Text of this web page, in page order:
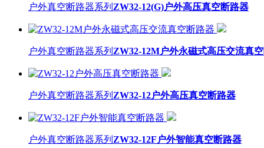
户外真空断路器系列 ZW32-12(G)户外高压真空断路器
户外真空断路器系列 ZW32-12M户外永磁式高压交流真
户外真空断路器系列 ZW32-12户外高压真空断路器
户外真空断路器系列 ZW32-12F户外智能真空断路器